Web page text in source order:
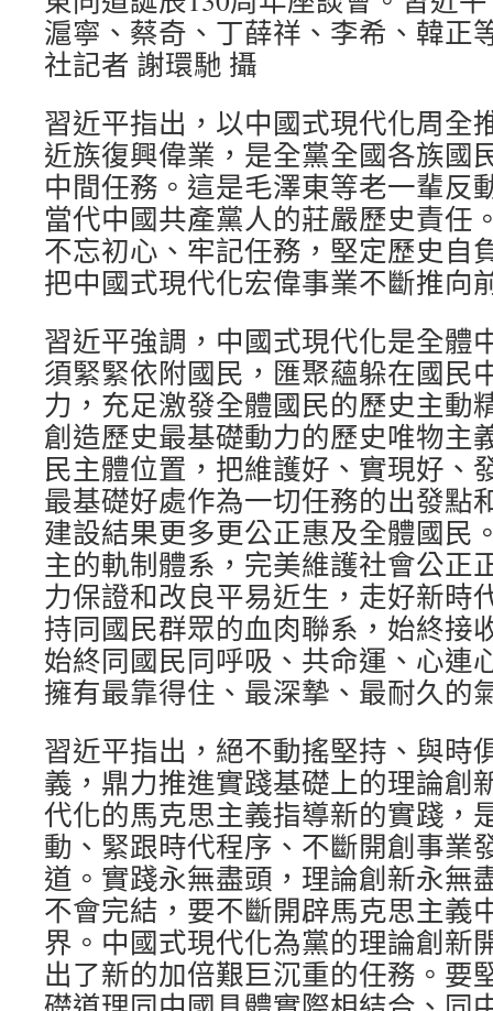
滬寧、蔡奇、丁薛祥、李希、韓正
社記者 謝環馳 攝
習近平指出，以中國式現代化周全
近族復興偉業，是全黨全國各族國
中間任務。這是毛澤東等老一輩反
當代中國共產黨人的莊嚴歷史責任
不忘初心、牢記任務，堅定歷史自
把中國式現代化宏偉事業不斷推向
習近平強調，中國式現代化是全體
須緊緊依附國民，匯聚蘊躲在國民
力，充足激發全體國民的歷史主動
創造歷史最基礎動力的歷史唯物主
民主體位置，把維護好、實現好、
最基礎好處作為一切任務的出發點
建設結果更多更公正惠及全體國民
主的軌制體系，完美維護社會公正
力保證和改良平易近生，走好新時
持同國民群眾的血肉聯系，始終接
始終同國民同呼吸、共命運、心連
擁有最靠得住、最深摯、最耐久的
習近平指出，絕不動搖堅持、與時
義，鼎力推進實踐基礎上的理論創
代化的馬克思主義指導新的實踐，
動、緊跟時代程序、不斷開創事業
道。實踐永無盡頭，理論創新永無
不會完結，要不斷開辟馬克思主義
界。中國式現代化為黨的理論創新
出了新的加倍艱巨沉重的任務。要